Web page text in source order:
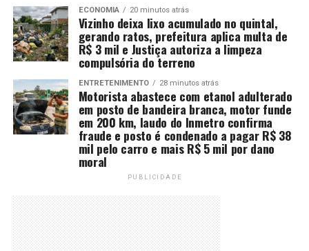
ECONOMIA 20 minutos atrás
Vizinho deixa lixo acumulado no quintal,
gerando ratos, prefeitura aplica multa de
R$ 3 mil e Justiça autoriza a limpeza
compulsória do terreno
ENTRETENIMENTO 28 minutos atrás
Motorista abastece com etanol adulterado
em posto de bandeira branca, motor funde
em 200 km, laudo do Inmetro confirma
fraude e posto é condenado a pagar R$ 38
mil pelo carro e mais R$ 5 mil por dano
moral
PUBLICIDADE